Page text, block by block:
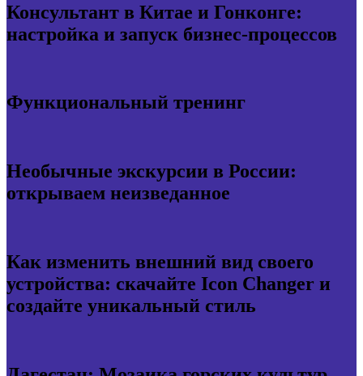
Консультант в Китае и Гонконге:
настройка и запуск бизнес-процессов
Функциональный тренинг
Необычные экскурсии в России:
открываем неизведанное
Как изменить внешний вид своего
устройства: скачайте Icon Changer и
создайте уникальный стиль